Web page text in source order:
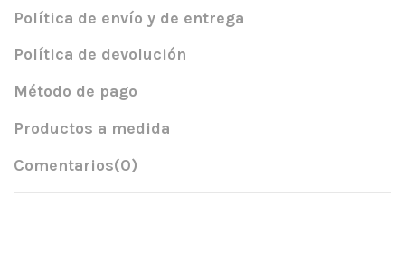
Política de envío y de entrega
Política de devolución
Método de pago
Productos a medida
Comentarios(0)